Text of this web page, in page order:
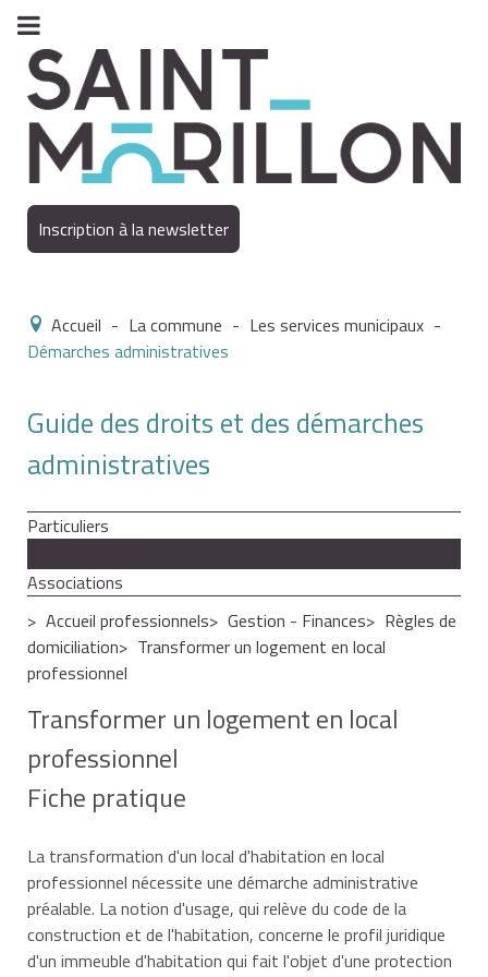
Inscription à la newsletter
Accueil - La commune - Les services municipaux -
Démarches administratives
Guide des droits et des démarches
administratives
Particuliers
Associations
Accueil professionnels
Gestion - Finances
Règles de
domiciliation
Transformer un logement en local
professionnel
Transformer un logement en local
professionnel
Fiche pratique
La transformation d'un local d'habitation en local
professionnel nécessite une démarche administrative
préalable. La notion d'usage, qui relève du code de la
construction et de l'habitation, concerne le profil juridique
d'un immeuble d'habitation qui fait l'objet d'une protection